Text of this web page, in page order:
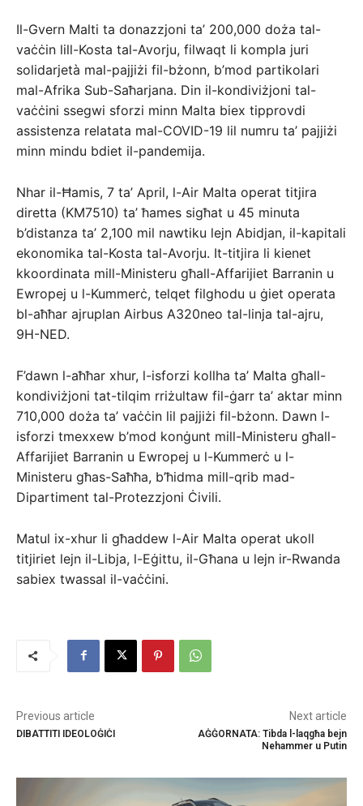
Il-Gvern Malti ta donazzjoni ta’ 200,000 doża tal-
vaċċin lill-Kosta tal-Avorju, filwaqt li kompla juri
solidarjetà mal-pajjiżi fil-bżonn, b’mod partikolari
mal-Afrika Sub-Saħarjana. Din il-kondiviżjoni tal-
vaċċini ssegwi sforzi minn Malta biex tipprovdi
assistenza relatata mal-COVID-19 lil numru ta’ pajjiżi
minn mindu bdiet il-pandemija.
Nhar il-Ħamis, 7 ta’ April, l-Air Malta operat titjira
diretta (KM7510) ta’ ħames sigħat u 45 minuta
b’distanza ta’ 2,100 mil nawtiku lejn Abidjan, il-kapitali
ekonomika tal-Kosta tal-Avorju. It-titjira li kienet
kkoordinata mill-Ministeru għall-Affarijiet Barranin u
Ewropej u l-Kummerċ, telqet filghodu u ġiet operata
bl-aħħar ajruplan Airbus A320neo tal-linja tal-ajru,
9H-NED.
F’dawn l-aħħar xhur, l-isforzi kollha ta’ Malta għall-
kondiviżjoni tat-tilqim rriżultaw fil-ġarr ta’ aktar minn
710,000 doża ta’ vaċċin lil pajjiżi fil-bżonn. Dawn l-
isforzi tmexxew b’mod konġunt mill-Ministeru għall-
Affarijiet Barranin u Ewropej u l-Kummerċ u l-
Ministeru għas-Saħħa, b’ħidma mill-qrib mad-
Dipartiment tal-Protezzjoni Ċivili.
Matul ix-xhur li għaddew l-Air Malta operat ukoll
titjiriet lejn il-Libja, l-Eġittu, il-Għana u lejn ir-Rwanda
sabiex twassal il-vaċċini.
Previous article
DIBATTITI IDEOLOĠIĊI
Next article
AĠĠORNATA: Tibda l-laqgħa bejn
Nehammer u Putin